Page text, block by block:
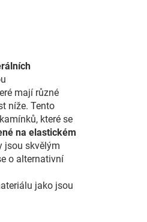
mají různé
níže. Tento
které se
na elastickém
jsou skvělým
o alternativní
jako jsou